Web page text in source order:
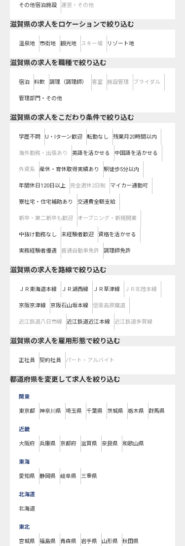
その他宿泊施設 運営・その他
滋賀県の求人をロケーションで絞り込む
温泉地 市街地 観光地 スキー場 リゾート地
滋賀県の求人を職種で絞り込む
宿泊 料飲 調理（調理師） 客室 施設管理 ブライダル
管理部門・その他
滋賀県の求人をこだわり条件で絞り込む
学歴不問 U・Iターン歓迎 転勤なし 残業月20時間以内
海外勤務・出張あり 英語を活かせる 中国語を活かせる
外資系 産休・育休取得実績あり 駅徒歩5分以内
年間休日120日以上 完全週休2日制 マイカー通勤可
寮社宅・住宅補助あり 交通費全額支給
新卒・第二新卒も歓迎 オープニング・新規開業
中抜け勤務なし 未経験者歓迎 資格を活かせる
実務経験者優遇 普通自動車免許 調理師免許
滋賀県の求人を路線で絞り込む
ＪＲ東海道本線 ＪＲ湖西線 ＪＲ草津線 ＪＲ北陸本線
京阪京津線 京阪石山坂本線 信楽高原鐵道
近江鉄道八日市線 近江鉄道近江本線 近江鉄道多賀線
滋賀県の求人を雇用形態で絞り込む
正社員 契約社員 パート・アルバイト
都道府県を変更して求人を絞り込む
関東
東京都 神奈川県 埼玉県 千葉県 茨城県 栃木県 群馬県
近畿
大阪府 兵庫県 京都府 滋賀県 奈良県 和歌山県
東海
愛知県 静岡県 岐阜県 三重県
北海道
北海道
東北
宮城県 福島県 青森県 岩手県 山形県 秋田県